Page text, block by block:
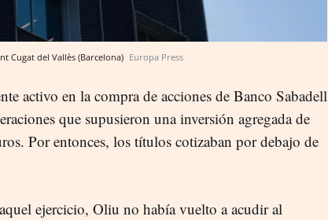
Cugat del Vallès (Barcelona) Europa Press
activo en la compra de acciones de Banco Sabadell
que supusieron una inversión agregada de
Por entonces, los títulos cotizaban por debajo de
ejercicio, Oliu no había vuelto a acudir al